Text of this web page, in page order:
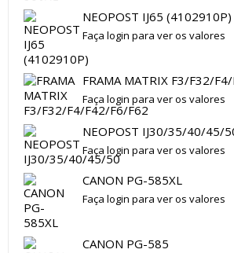
NEOPOST IJ65 (4102910P)
Faça login para ver os valores
FRAMA MATRIX F3/F32/
Faça login para ver os valores
NEOPOST IJ30/35/40/45/
Faça login para ver os valores
CANON PG-585XL
Faça login para ver os valores
CANON PG-585